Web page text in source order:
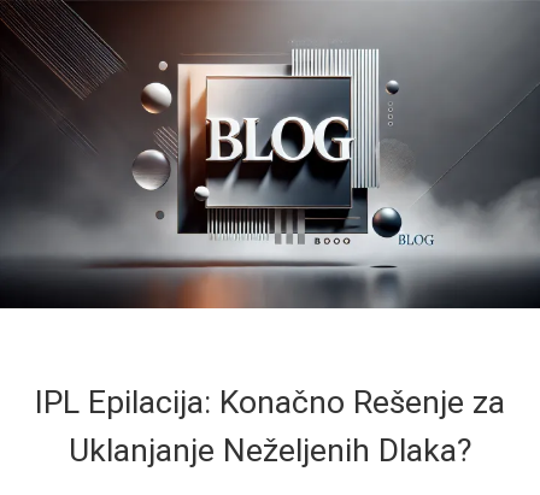
IPL Epilacija: Konačno Rešenje za
Uklanjanje Neželjenih Dlaka?